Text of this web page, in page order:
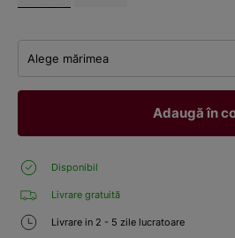
Alege mărimea
Adaugă în
Disponibil
Livrare gratuită
Livrare in 2 - 5 zile lucratoare